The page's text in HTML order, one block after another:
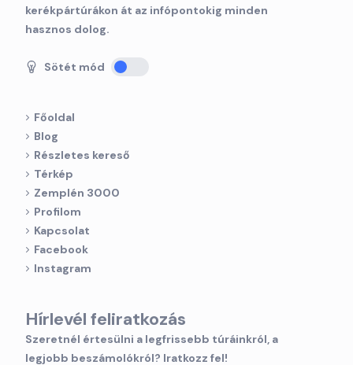
kerékpártúrákon át az infópontokig minden
hasznos dolog.
Sötét mód
Főoldal
Blog
Részletes kereső
Térkép
Zemplén 3000
Profilom
Kapcsolat
Facebook
Instagram
Hírlevél feliratkozás
Szeretnél értesülni a legfrissebb túráinkról, a
legjobb beszámolókról? Iratkozz fel!